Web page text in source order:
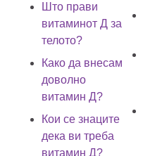
Што прави
витаминот Д за
телото?
Како да внесам
доволно
витамин Д?
Кои се знаците
дека ви треба
витамин Д?